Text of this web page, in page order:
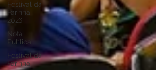
Festival da
Farinha
2026
Nota
Pública
Festival da
Farinha